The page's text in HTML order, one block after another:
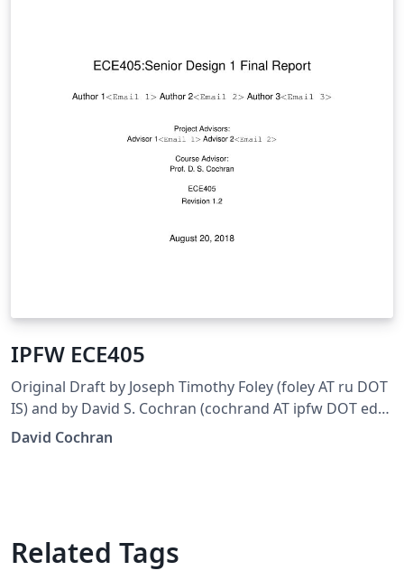
IPFW ECE405
Original Draft by Joseph Timothy Foley (foley AT ru DOT
IS) and by David S. Cochran (cochrand AT ipfw DOT edu)
Updated for ECE405 by Joseph Smith (smitjj09 AT
David Cochran
Related Tags